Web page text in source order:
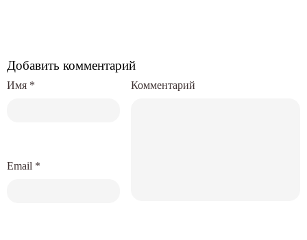
Добавить комментарий
Комментарий
Имя *
Email *